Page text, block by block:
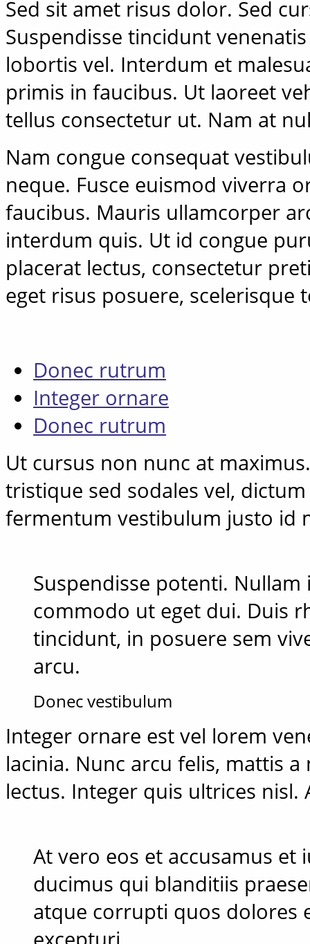
Sed sit amet risus dolor. Sed
Suspendisse tincidunt
lobortis vel. Interdum et
primis in faucibus. Ut laoreet
tellus consectetur ut. Nam at
Nam congue consequat
neque. Fusce euismod viverra
faucibus. Mauris ullamcorper
interdum quis. Ut id congue
placerat lectus, consectetur
eget risus posuere, scelerisque
Donec rutrum
Integer ornare
Donec rutrum
Ut cursus non nunc at
tristique sed sodales vel,
fermentum vestibulum justo id
Suspendisse potenti.
commodo ut eget dui. Duis
tincidunt, in posuere sem
arcu.
Donec vestibulum
Integer ornare est vel lorem
lacinia. Nunc arcu felis, mattis
lectus. Integer quis ultrices nisl.
At vero eos et accusamus et
ducimus qui blanditiis
atque corrupti quos dolores